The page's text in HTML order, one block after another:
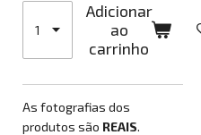
Adicionar
ao
carrinho
As fotografias dos
produtos são REAIS.